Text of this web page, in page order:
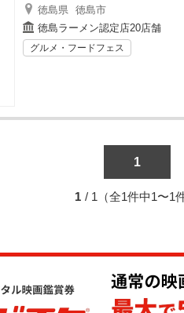
徳島県 徳島市
徳島ラーメン認定店20店舗
グルメ・フードフェス
1
1 / 1（全1件中1〜1件